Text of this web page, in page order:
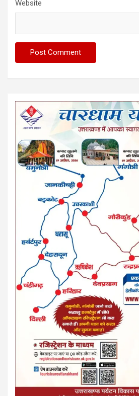
Website